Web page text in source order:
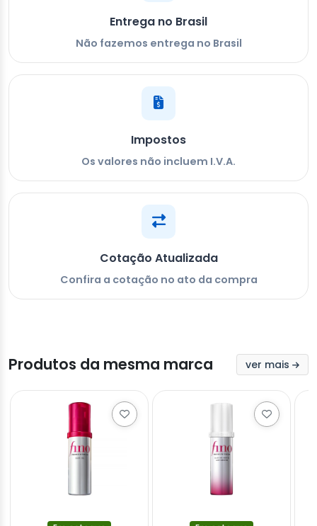
Entrega no Brasil
Não fazemos entrega no Brasil
Impostos
Os valores não incluem I.V.A.
Cotação Atualizada
Confira a cotação no ato da compra
Produtos da mesma marca ver mais